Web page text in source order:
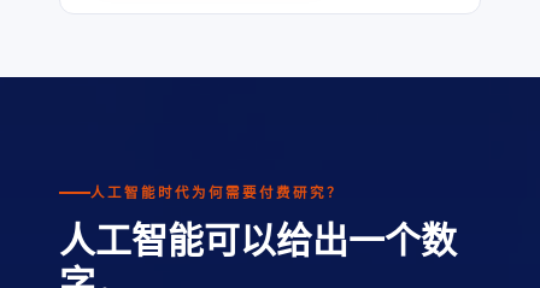
人工智能时代为何需要付费研究？
人工智能可以给出一个数